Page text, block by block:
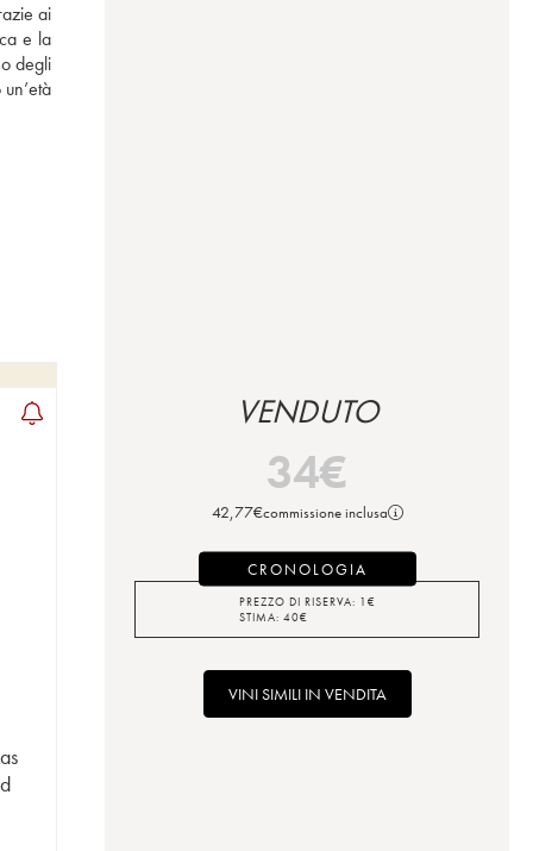
ai
e la
degli
VENDUTO
34€
42,77€commissione inclusa
CRONOLOGIA
PREZZO DI RISERVA: 1 €
STIMA: 40€
VINI SIMILI IN VENDITA